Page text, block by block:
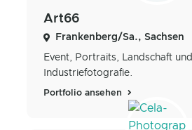
Art66
Frankenberg/Sa., Sachsen
Event, Portraits, Landschaft und
Industriefotografie.
Portfolio ansehen